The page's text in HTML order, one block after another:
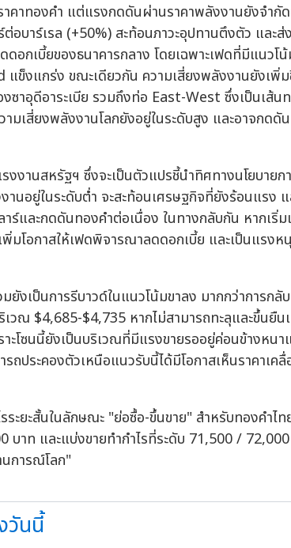
คาทองคำ แต่แรงกดดันผ่านราคาพลังงานยังจำกั
บาร์เรล (+50%) สะท้อนภาวะอุปทานตึงตัว และส่
อกเบี้ยของธนาคารกลาง โดยเฉพาะเฟดที่มีแนวโ
ข็งแกร่ง ขณะเดียวกัน ความเสี่ยงพลังงานยังเพิ่
าอุดีอาระเบีย รวมถึงท่อ East-West ซึ่งเป็นเส้น
มเสี่ยงพลังงานโลกยังอยู่ในระดับสูง และอาจกดดัน
งานสหรัฐฯ ซึ่งจะเป็นตัวแปรชี้นำทิศทางนโยบายก
านอยู่ในระดับต่ำ จะสะท้อนเศรษฐกิจที่ยังร้อนแรง แ
ร์และกดดันทองคำต่อเนื่อง ในทางกลับกัน หากเริ่ม
โอกาสให้เฟดพิจารณาลดดอกเบี้ย และเป็นแรงห
ยังเป็นการรีบาวด์ในแนวโน้มขาลง มากกว่าการกลั
วณ $4,685-$4,735 หากไม่สามารถทะลุและขึ้นยืน
ะโซนนี้ยังเป็นบริเวณที่มีแรงขายรออยู่ค่อนข้างหน
ประคองตัวเหนือแนวรับนี้ได้มีโอกาสเห็นราคาเคลื่
ระยะสั้นในลักษณะ "ย่อซื้อ-ขึ้นขาย" สำหรับทองคำไ
าท และแบ่งขายทำกำไรที่ระดับ 71,500 /
การณ์โลก"
วันนี้